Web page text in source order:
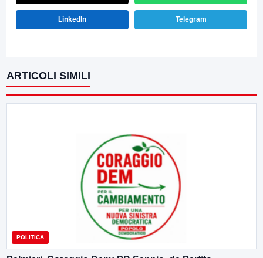
LinkedIn Telegram
ARTICOLI SIMILI
POLITICA